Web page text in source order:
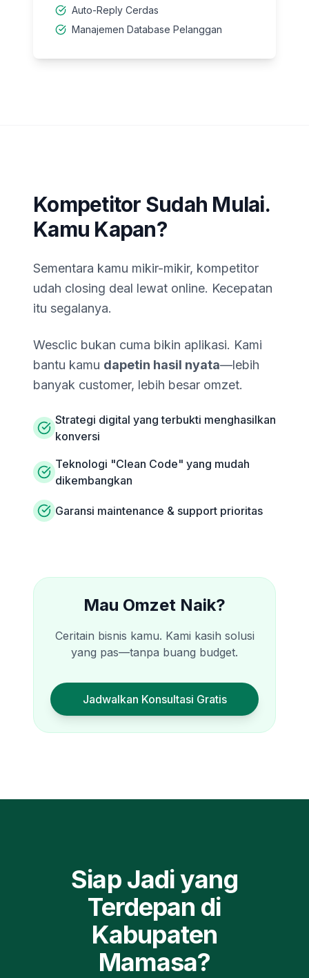
Auto-Reply Cerdas
Manajemen Database Pelanggan
Kompetitor Sudah Mulai.
Kamu Kapan?
Sementara kamu mikir-mikir, kompetitor
udah closing deal lewat online. Kecepatan
itu segalanya.
Wesclic bukan cuma bikin aplikasi. Kami
bantu kamu dapetin hasil nyata—lebih
banyak customer, lebih besar omzet.
Strategi digital yang terbukti menghasilkan
konversi
Teknologi "Clean Code" yang mudah
dikembangkan
Garansi maintenance & support prioritas
Mau Omzet Naik?
Ceritain bisnis kamu. Kami kasih solusi
yang pas—tanpa buang budget.
Jadwalkan Konsultasi Gratis
Siap Jadi yang
Terdepan di
Kabupaten
Mamasa?